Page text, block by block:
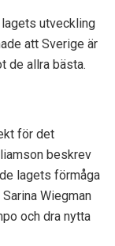
utveckling
att Sverige är
de allra bästa.
för det
beskrev
lagets förmåga
Wiegman
och dra nytta